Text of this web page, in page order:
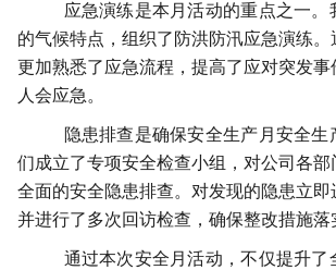
应急演练是本月活动的重点之一。
的气候特点，组织了防洪防汛应急演练
更加熟悉了应急流程，提高了应对突发事
人会应急。
隐患排查是确保安全生产月安全生
们成立了专项安全检查小组，对公司各部
全面的安全隐患排查。对发现的隐患立即
并进行了多次回访检查，确保整改措施
通过本次安全月活动，不仅提升了